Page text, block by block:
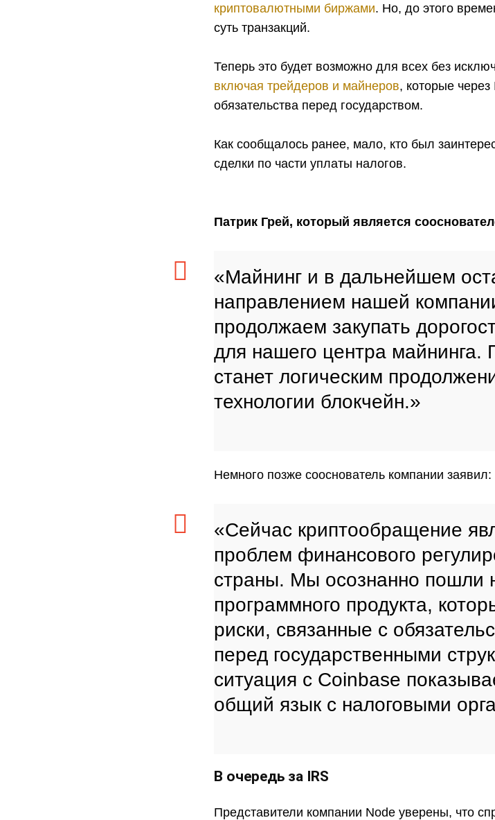
криптовалютными биржами. Но, до этого
суть транзакций.
Теперь это будет возможно для всех без
включая трейдеров и майнеров, которые
обязательства перед государством.
Как сообщалось ранее, мало, кто был
сделки по части уплаты налогов.
Патрик Грей, который является
«Майнинг и в дальнейшем
направлением нашей
продолжаем закупать
для нашего центра майнинга.
станет логическим
технологии блокчейн.»
Немного позже сооснователь компании заявил:
«Сейчас криптообращение
проблем финансового
страны. Мы осознанно пошли
программного продукта,
риски, связанные с
перед государственными
ситуация с Coinbase
общий язык с налоговыми
В очередь за IRS
Представители компании Node уверены, что